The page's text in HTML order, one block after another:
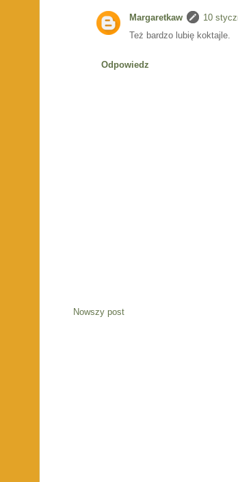
Margaretkaw
10
Też bardzo lubię koktajle.
Odpowiedz
Nowszy post